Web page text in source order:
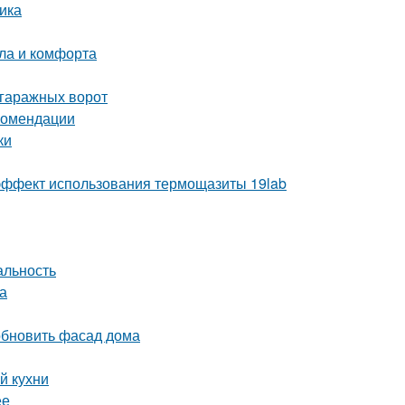
и комфорта
ворот
использования термощазиты 19lab
фасад дома
кухни